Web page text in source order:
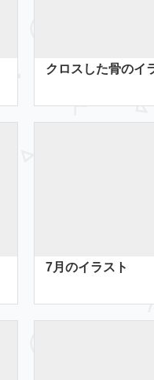
クロスした骨のイ
7月のイラスト